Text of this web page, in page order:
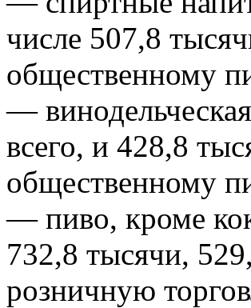
числе 507,8
общественному
—
всего, и 428,8
общественному
— пиво, кроме
732,8 тысячи,
розничную